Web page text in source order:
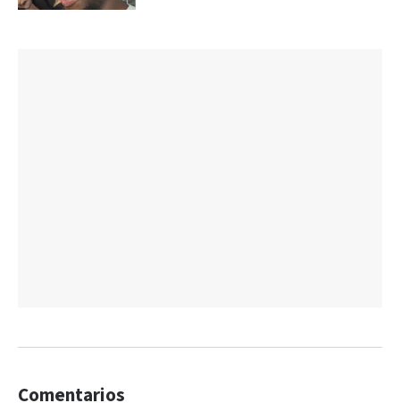
Comentarios